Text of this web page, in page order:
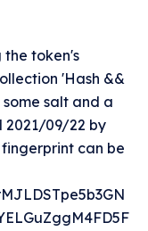
the token's
'Hash &&
salt and a
2021/09/22 by
fingerprint can be